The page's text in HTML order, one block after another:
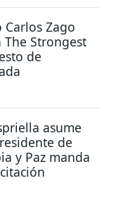
Zago
The Strongest
de
asume
de
y Paz manda